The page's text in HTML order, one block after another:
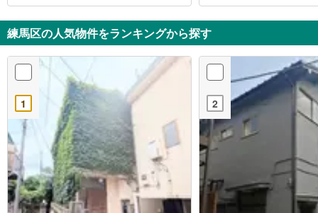
練馬区の人気物件をランキングから探す
1 2